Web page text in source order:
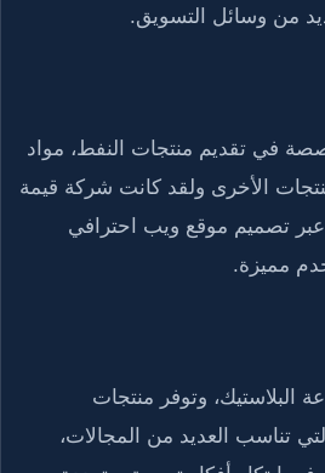
من وسائل التسويق.
في تقديم منتجات النفط، مواد
الأخرى ولقد كانت شركة قيمة
تصميم موقع ويب احترافي
مميزة.
وتوفر منتجات
تناسب العديد من المجالات،